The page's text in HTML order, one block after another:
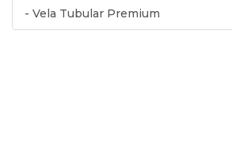
- Vela Tubular Premium